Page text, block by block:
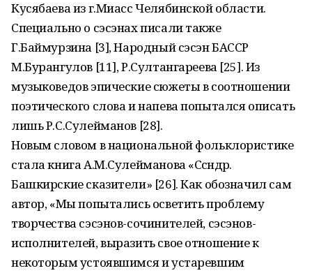
Кусябаева из г.Миасс Челябинской области.
Специально о сэсэнах писали также
Г.Баймурзина [3], Народный сэсэн БАССР
М.Бурангулов [11], Р.Султангареева [25]. Из
музыковедов эпические сюжеты в соотношении
поэтического слова и напева попытался описать
лишь Р.С.Сулейманов [28].
Новым словом в национальной фольклористике
стала книга А.М.Сулейманова «Сәсәндәр.
Башкирские сказители» [26]. Как обозначил сам
автор, «Мы попытались осветить проблему
творчества сэсэнов-сочинителей, сэсэнов-
исполнителей, выразить свое отношение к
некоторым устоявшимся и устаревшим